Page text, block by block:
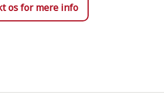
os for mere info